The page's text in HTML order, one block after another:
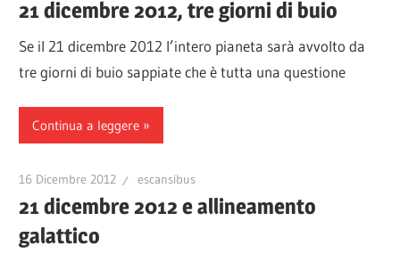
21 dicembre 2012, tre giorni di buio
Se il 21 dicembre 2012 l’intero pianeta sarà avvolto da
tre giorni di buio sappiate che è tutta una questione
Continua a leggere
16 Dicembre 2012 escansibus
21 dicembre 2012 e allineamento
galattico